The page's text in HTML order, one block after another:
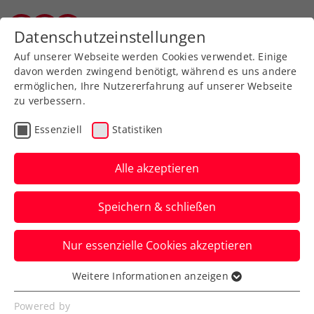
Zurück zur Newsübersicht
Rollstuhltennis
Verbands-Info Kids & Jugend Senioren
Kleine Änderungen im
ITN-System mit 1. Jänner
Datenschutzeinstellungen
Auf unserer Webseite werden Cookies verwendet. Einige
davon werden zwingend benötigt, während es uns andere
ermöglichen, Ihre Nutzererfahrung auf unserer Webseite
zu verbessern.
Essenziell Statistiken
Alle akzeptieren
Speichern & schließen
Nur essenzielle Cookies akzeptieren
Essenziell
Essenzielle Cookies werden für grundlegende
Weitere Informationen anzeigen
Powered by